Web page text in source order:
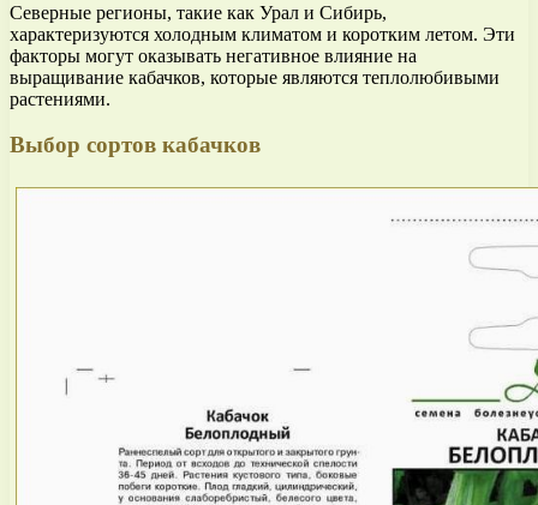
Северные регионы, такие как Урал и Сибирь,
характеризуются холодным климатом и коротким летом. Эти
факторы могут оказывать негативное влияние на
выращивание кабачков, которые являются теплолюбивыми
растениями.
Выбор сортов кабачков